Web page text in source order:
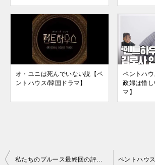
オ・ユニは死んでいない説【ペ
ントハウス/韓国ドラマ】
ペントハ
政婦は惜
マ】
投
私たちのブルース最終回の評価や視聴率とは？【韓国ドラマ】